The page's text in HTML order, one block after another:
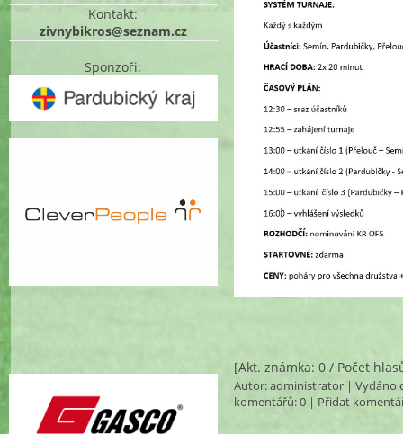
Kontakt:
zivnybikros@seznam.cz
Sponzoři:
[Akt. známka: 0 / Počet
Autor:administrator| Vydáno
komentářů: 0 | Přidat